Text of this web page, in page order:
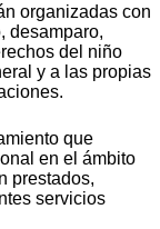
organizadas con
desamparo,
del niño
y a las propias
que
en el ámbito
prestados,
servicios